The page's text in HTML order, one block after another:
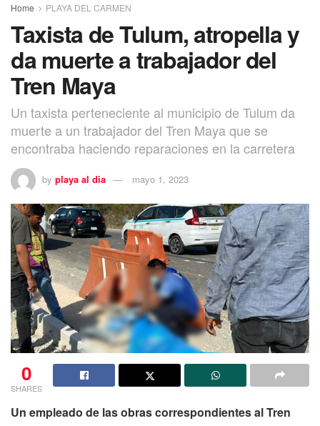
Home PLAYA DEL CARMEN
Taxista de Tulum, atropella y
da muerte a trabajador del
Tren Maya
Un taxista perteneciente al municipio de Tulum da
muerte a un trabajador del Tren Maya que se
encontraba haciendo reparaciones en la carretera
by playa al dia mayo 1, 2023
0
SHARES
Un empleado de las obras correspondientes al Tren